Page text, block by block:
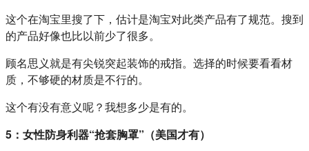
这个在淘宝里搜了下，估计是淘宝对此类产品有了规范。搜到
的产品好像也比以前少了很多。
顾名思义就是有尖锐突起装饰的戒指。选择的时候要看看材
质，不够硬的材质是不行的。
这个有没有意义呢？我想多少是有的。
5：女性防身利器“抢套胸罩”（美国才有）